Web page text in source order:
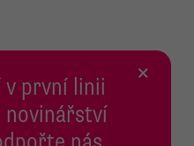
v první linii
novinářství
×